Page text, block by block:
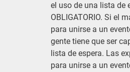
el uso de una lista de
OBLIGATORIO. Si el
para unirse a un
gente tiene que ser
lista de espera. Las
para unirse a un